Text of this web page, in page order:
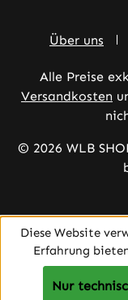
Über uns
Alle Preise
Versandkosten
© 2026 WLB
Diese Website
Erfahrung
Nur